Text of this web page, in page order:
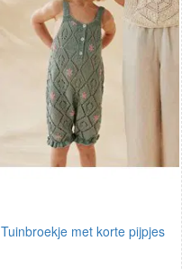
Tuinbroekje met korte pijpjes